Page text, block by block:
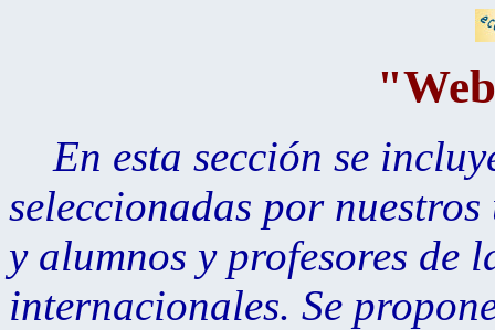
En esta sección se
seleccionadas por
y alumnos y profesores de
internacionales. Se